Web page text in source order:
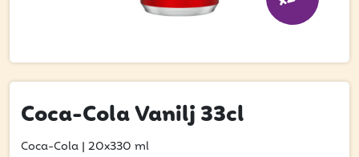
Event
Logga in
Coca-Cola Vanilj 33cl
Coca-Cola | 20x330 ml